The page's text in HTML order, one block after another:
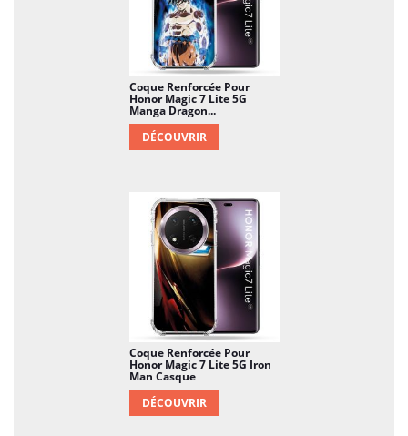
Coque Renforcée Pour
Honor Magic 7 Lite 5G
Manga Dragon...
DÉCOUVRIR
Coque Renforcée Pour
Honor Magic 7 Lite 5G Iron
Man Casque
DÉCOUVRIR